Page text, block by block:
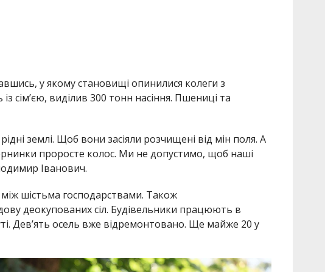
у якому становищі опинилися колеги з
сім’єю, виділив 300 тонн насіння. Пшениці та
землі. Щоб вони засіяли розчищені від мін поля. А
проросте колос. Ми не допустимо, щоб наші
Іванович.
між шістьма господарствами. Також
деокупованих сіл. Будівельники працюють в
Дев’ять осель вже відремонтовано. Ще майже 20 у